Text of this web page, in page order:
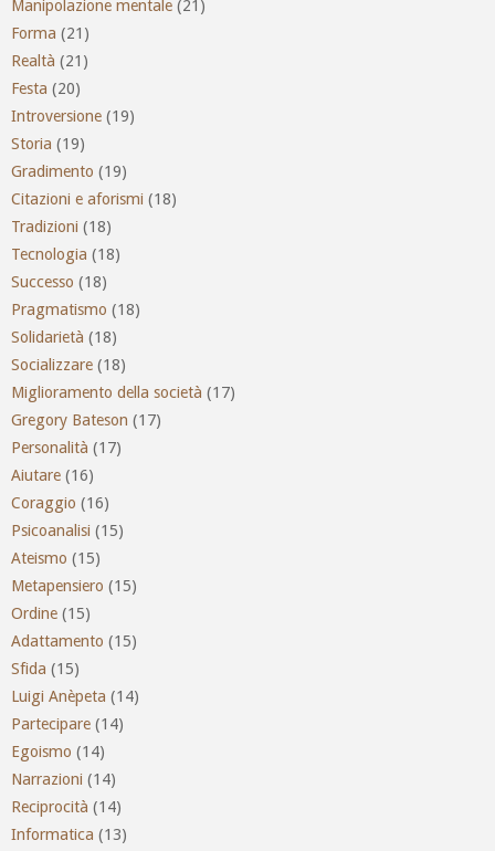
Manipolazione mentale (21)
Forma (21)
Realtà (21)
Festa (20)
Introversione (19)
Storia (19)
Gradimento (19)
Citazioni e aforismi (18)
Tradizioni (18)
Tecnologia (18)
Successo (18)
Pragmatismo (18)
Solidarietà (18)
Socializzare (18)
Miglioramento della società (17)
Gregory Bateson (17)
Personalità (17)
Aiutare (16)
Coraggio (16)
Psicoanalisi (15)
Ateismo (15)
Metapensiero (15)
Ordine (15)
Adattamento (15)
Sfida (15)
Luigi Anèpeta (14)
Partecipare (14)
Egoismo (14)
Narrazioni (14)
Reciprocità (14)
Informatica (13)